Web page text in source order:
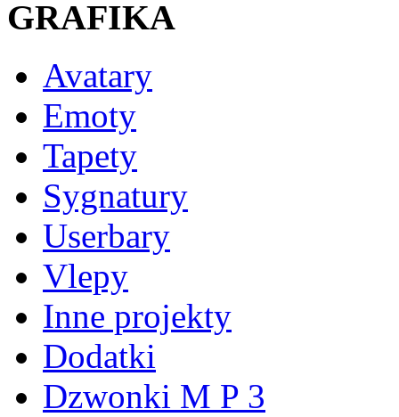
GRAFIKA
Avatary
Emoty
Tapety
Sygnatury
Userbary
Vlepy
Inne projekty
Dodatki
Dzwonki M P 3